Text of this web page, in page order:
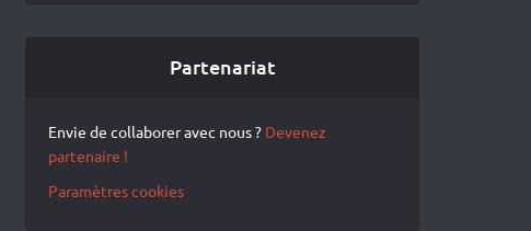
Partenariat
Envie de collaborer avec nous ? Devenez
partenaire !
Paramètres cookies